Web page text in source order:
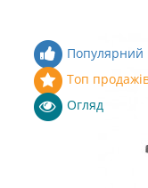
Популярний
Топ
Огляд